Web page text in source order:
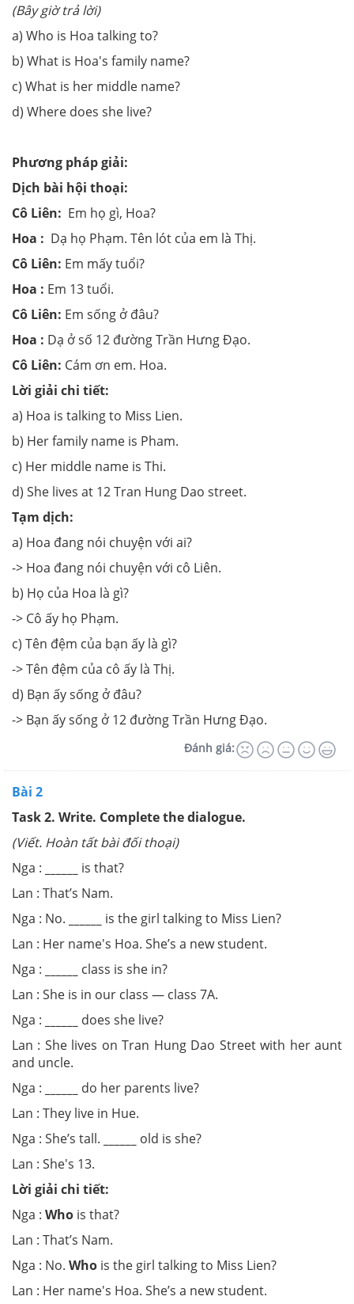
(Bây giờ trả lời)
a) Who is Hoa talking to?
b) What is Hoa's family name?
c) What is her middle name?
d) Where does she live?
Phương pháp giải:
Dịch bài hội thoại:
Cô Liên: Em họ gì, Hoa?
Hoa : Dạ họ Phạm. Tên lót của em là Thị.
Cô Liên: Em mấy tuổi?
Hoa : Em 13 tuổi.
Cô Liên: Em sống ở đâu?
Hoa : Dạ ởsố 12 đườngTrần Hưng Đạo.
Cô Liên: Cám ơn em. Hoa.
Lời giải chi tiết:
a) Hoa is talking to Miss Lien.
b) Her family name is Pham.
c) Her middle name is Thi.
d) She lives at 12 Tran Hung Dao street.
Tạm dịch:
a) Hoa đang nói chuyện với ai?
-> Hoa đang nói chuyện với cô Liên.
b) Họ của Hoa là gì?
-> Cô ấy họ Phạm.
c) Tên đệm của bạn ấy là gì?
-> Tên đệm của cô ấy là Thị.
d) Bạn ấy sống ở đâu?
-> Bạn ấy sống ở 12 đường Trần Hưng Đạo.
Đánh giá:
Bài 2
Task 2. Write. Complete the dialogue.
(Viết. Hoàn tất bài đối thoại)
Nga :
is that?
Lan : That’s Nam.
Nga : No.
is the girl talking to Miss Lien?
Lan : Her name's Hoa. She’s a new student.
Nga :
class is she in?
Lan : She is in our class — class 7A.
Nga :
does she live?
Lan : She lives on Tran Hung Dao Street with her aunt
and uncle.
Nga :
do her parents live?
Lan : They live in Hue.
Nga : She’s tall.
old is she?
Lan : She's 13.
Lời giải chi tiết:
Nga : Who is that?
Lan : That’s Nam.
Nga : No. Who is the girl talking to Miss Lien?
Lan : Her name's Hoa. She’s a new student.